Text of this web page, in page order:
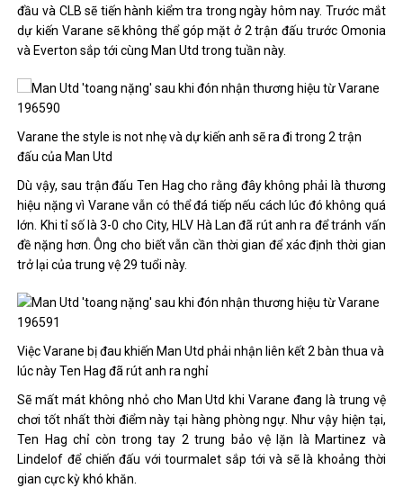
đầu và CLB sẽ tiến hành kiểm tra trong ngày hôm nay. Trước mắt
dự kiến ​​Varane sẽ không thể góp mặt ở 2 trận đấu trước Omonia
và Everton sắp tới cùng Man Utd trong tuần này.
Varane the style is not nhẹ và dự kiến ​​anh sẽ ra đi trong 2 trận
đấu của Man Utd
Dù vậy, sau trận đấu Ten Hag cho rằng đây không phải là thương
hiệu nặng vì Varane vẫn có thể đá tiếp nếu cách lúc đó không quá
lớn. Khi tỉ số là 3-0 cho City, HLV Hà Lan đã rút anh ra để tránh vấn
đề nặng hơn. Ông cho biết vẫn cần thời gian để xác định thời gian
trở lại của trung vệ 29 tuổi này.
Việc Varane bị đau khiến Man Utd phải nhận liên kết 2 bàn thua và
lúc này Ten Hag đã rút anh ra nghỉ
Sẽ mất mát không nhỏ cho Man Utd khi Varane đang là trung vệ
chơi tốt nhất thời điểm này tại hàng phòng ngự. Như vậy hiện tại,
Ten Hag chỉ còn trong tay 2 trung bảo vệ lặn là Martinez và
Lindelof để chiến đấu với tourmalet sắp tới và sẽ là khoảng thời
gian cực kỳ khó khăn.